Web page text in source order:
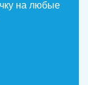
на любые